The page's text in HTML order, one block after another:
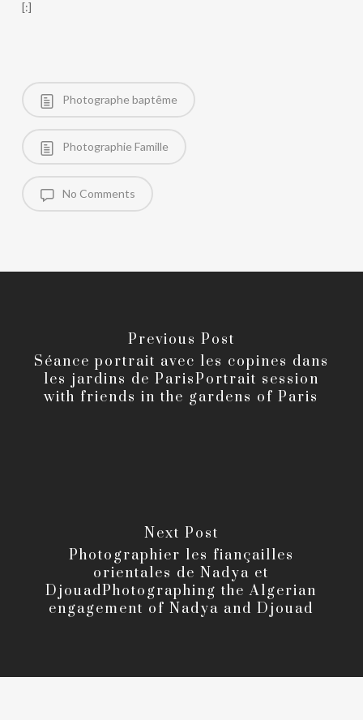
[:]
Photographe baptême
Photographie Famille
No Comments
Previous Post
Séance portrait avec les copines dans
les jardins de ParisPortrait session
with friends in the gardens of Paris
Next Post
Photographier les fiançailles
orientales de Nadya et
DjouadPhotographing the Algerian
engagement of Nadya and Djouad